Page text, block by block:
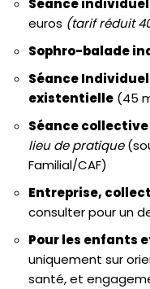
Séance
euros (tarif réduit
Sophro-balade
Séance
existentielle (45
Séance
lieu de pratique
Familial/CAF)
Entreprise,
consulter pour un
Pour les enfants
uniquement sur
santé, et